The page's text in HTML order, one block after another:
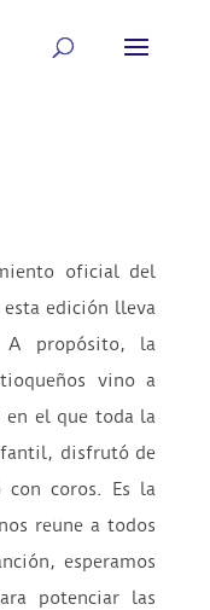
oficial del
esta edición lleva
A propósito, la
vino a
en el que toda la
disfrutó de
con coros. Es la
reune a todos
esperamos
potenciar las